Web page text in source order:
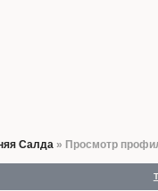
Салда» Просмотр